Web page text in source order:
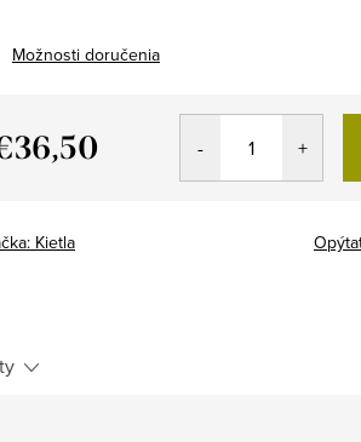
Možnosti doručenia
Kietla